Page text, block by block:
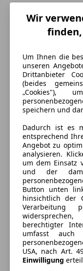
Anderer
Ausstattung
Komfort
Lederausstattung
Mehr anzeigen
Farbe und
Außenfarbe
Farbe der
Wir
finden,
Um Ihnen die
unseren
Drittanbieter
(beides
„Cookies"),
speichern und
Dadurch ist es
entsprechend
Angebot zu
analysieren.
um dem Einsatz
und der
Button unten
hinsichtlich der
Verarbeitung
berechtigter
umfasst auch
USA, nach Art.
Einwilligung